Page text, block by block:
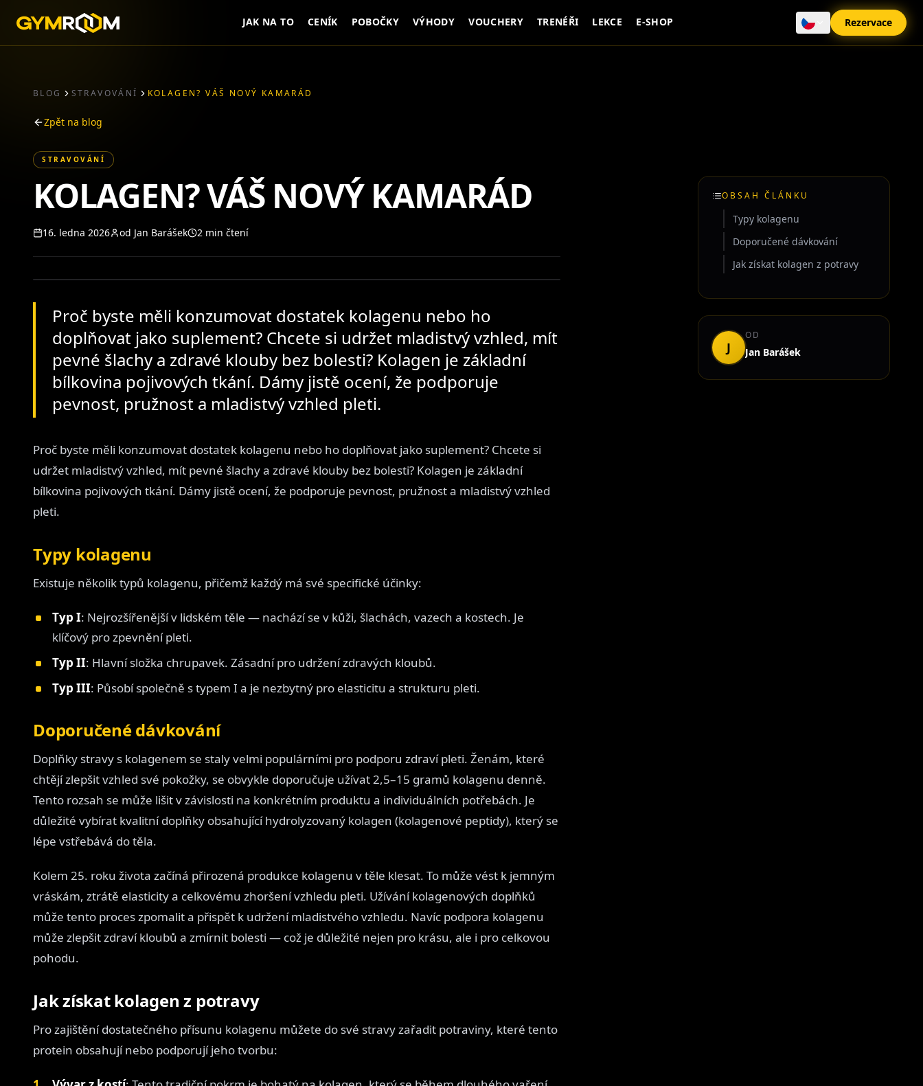
JAK NA TO CENÍK POBOČKY VÝHODY VOUCHERY TRENÉŘI LEKCE E-SHOP Rezervace
BLOG STRAVOVÁNÍ KOLAGEN? VÁŠ NOVÝ KAMARÁD
Zpět na blog
STRAVOVÁNÍ
KOLAGEN? VÁŠ NOVÝ KAMARÁD
16. ledna 2026 od Jan Barášek 2 min čtení
Proč byste měli konzumovat dostatek kolagenu nebo ho
doplňovat jako suplement? Chcete si udržet mladistvý vzhled, mít
pevné šlachy a zdravé klouby bez bolesti? Kolagen je základní
bílkovina pojivových tkání. Dámy jistě ocení, že podporuje
pevnost, pružnost a mladistvý vzhled pleti.
Proč byste měli konzumovat dostatek kolagenu nebo ho doplňovat jako suplement? Chcete si
udržet mladistvý vzhled, mít pevné šlachy a zdravé klouby bez bolesti? Kolagen je základní
bílkovina pojivových tkání. Dámy jistě ocení, že podporuje pevnost, pružnost a mladistvý vzhled
pleti.
Typy kolagenu
Existuje několik typů kolagenu, přičemž každý má své specifické účinky:
Typ I: Nejrozšířenější v lidském těle — nachází se v kůži, šlachách, vazech a kostech. Je
klíčový pro zpevnění pleti.
Typ II: Hlavní složka chrupavek. Zásadní pro udržení zdravých kloubů.
Typ III: Působí společně s typem I a je nezbytný pro elasticitu a strukturu pleti.
Doporučené dávkování
Doplňky stravy s kolagenem se staly velmi populárními pro podporu zdraví pleti. Ženám, které
chtějí zlepšit vzhled své pokožky, se obvykle doporučuje užívat 2,5–15 gramů kolagenu denně.
Tento rozsah se může lišit v závislosti na konkrétním produktu a individuálních potřebách. Je
důležité vybírat kvalitní doplňky obsahující hydrolyzovaný kolagen (kolagenové peptidy), který se
lépe vstřebává do těla.
Kolem 25. roku života začíná přirozená produkce kolagenu v těle klesat. To může vést k jemným
vráskám, ztrátě elasticity a celkovému zhoršení vzhledu pleti. Užívání kolagenových doplňků
může tento proces zpomalit a přispět k udržení mladistvého vzhledu. Navíc podpora kolagenu
může zlepšit zdraví kloubů a zmírnit bolesti — což je důležité nejen pro krásu, ale i pro celkovou
pohodu.
Jak získat kolagen z potravy
Pro zajištění dostatečného přísunu kolagenu můžete do své stravy zařadit potraviny, které tento
protein obsahují nebo podporují jeho tvorbu:
OBSAH ČLÁNKU
Typy kolagenu
Doporučené dávkování
Jak získat kolagen z potravy
J
OD
Jan Barášek